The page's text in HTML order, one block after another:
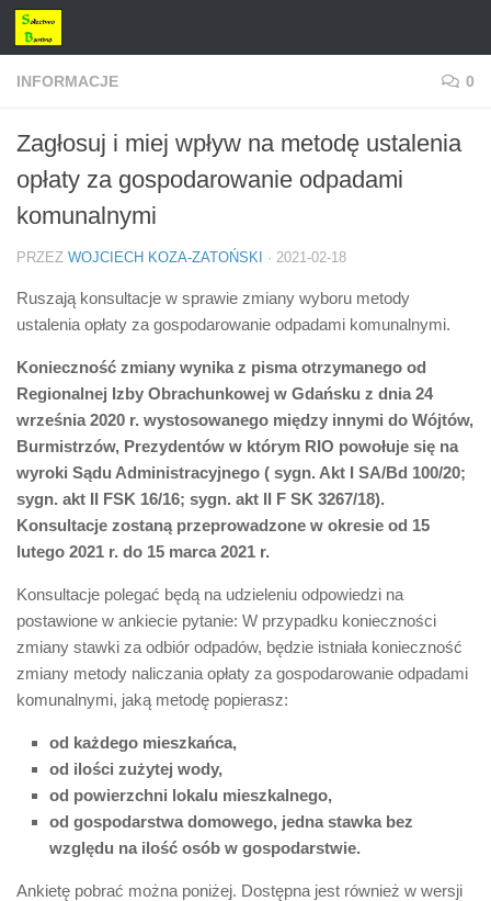
Przejdź do treści
INFORMACJE 0
Zagłosuj i miej wpływ na metodę ustalenia
opłaty za gospodarowanie odpadami
komunalnymi
PRZEZ WOJCIECH KOZA-ZATOŃSKI · 2021-02-18
Ruszają konsultacje w sprawie zmiany wyboru metody
ustalenia opłaty za gospodarowanie odpadami komunalnymi.
Konieczność zmiany wynika z pisma otrzymanego od
Regionalnej Izby Obrachunkowej w Gdańsku z dnia 24
września 2020 r. wystosowanego między innymi do Wójtów,
Burmistrzów, Prezydentów w którym RIO powołuje się na
wyroki Sądu Administracyjnego ( sygn. Akt I SA/Bd 100/20;
sygn. akt II FSK 16/16; sygn. akt II F SK 3267/18).
Konsultacje zostaną przeprowadzone w okresie od 15
lutego 2021 r. do 15 marca 2021 r.
Konsultacje polegać będą na udzieleniu odpowiedzi na
postawione w ankiecie pytanie: W przypadku konieczności
zmiany stawki za odbiór odpadów, będzie istniała konieczność
zmiany metody naliczania opłaty za gospodarowanie odpadami
komunalnymi, jaką metodę popierasz:
od każdego mieszkańca,
od ilości zużytej wody,
od powierzchni lokalu mieszkalnego,
od gospodarstwa domowego, jedna stawka bez
względu na ilość osób w gospodarstwie.
Ankietę pobrać można poniżej. Dostępna jest również w wersji